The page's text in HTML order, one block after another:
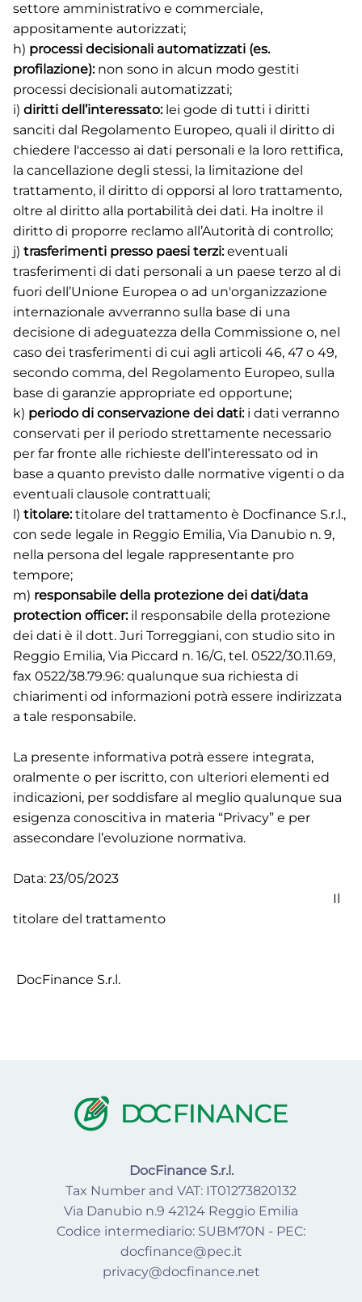
settore amministrativo e commerciale,
appositamente autorizzati;
h) processi decisionali automatizzati (es.
profilazione):non sono in alcun modo gestiti
processi decisionali automatizzati;
i) diritti dell’interessato:lei gode di tutti i diritti
sanciti dal Regolamento Europeo, quali il diritto di
chiedere l'accesso ai dati personali e la loro rettifica,
la cancellazione degli stessi, la limitazione del
trattamento, il diritto di opporsi al loro trattamento,
oltre al diritto alla portabilità dei dati. Ha inoltre il
diritto di proporre reclamo all’Autorità di controllo;
j) trasferimenti presso paesi terzi:eventuali
trasferimenti di dati personali a un paese terzo al di
fuori dell’Unione Europea o ad un'organizzazione
internazionale avverranno sulla base di una
decisione di adeguatezza della Commissione o, nel
caso dei trasferimenti di cui agli articoli 46, 47 o 49,
secondo comma, del Regolamento Europeo, sulla
base di garanzie appropriate ed opportune;
k) periodo di conservazione dei dati:i dati verranno
conservati per il periodo strettamente necessario
per far fronte alle richieste dell’interessato od in
base a quanto previsto dalle normative vigenti o da
eventuali clausole contrattuali;
l) titolare:titolare del trattamento è Docfinance S.r.l.,
con sede legale in Reggio Emilia, Via Danubio n. 9,
nella persona del legale rappresentante pro
tempore;
m) responsabile della protezione dei dati/data
protection officer:il responsabile della protezione
dei dati è il dott. Juri Torreggiani, con studio sito in
Reggio Emilia, Via Piccard n. 16/G, tel. 0522/30.11.69,
fax 0522/38.79.96: qualunque sua richiesta di
chiarimenti od informazioni potrà essere indirizzata
a tale responsabile.
La presente informativa potrà essere integrata,
oralmente o per iscritto, con ulteriori elementi ed
indicazioni, per soddisfare al meglio qualunque sua
esigenza conoscitiva in materia “Privacy” e per
assecondare l’evoluzione normativa.
Data: 23/05/2023
Il
titolare del trattamento
DocFinance S.r.l.
DocFinance S.r.l.
Tax Number and VAT: IT01273820132
Via Danubio n.9 42124 Reggio Emilia
Codice intermediario: SUBM70N - PEC:
docfinance@pec.it
privacy@docfinance.net